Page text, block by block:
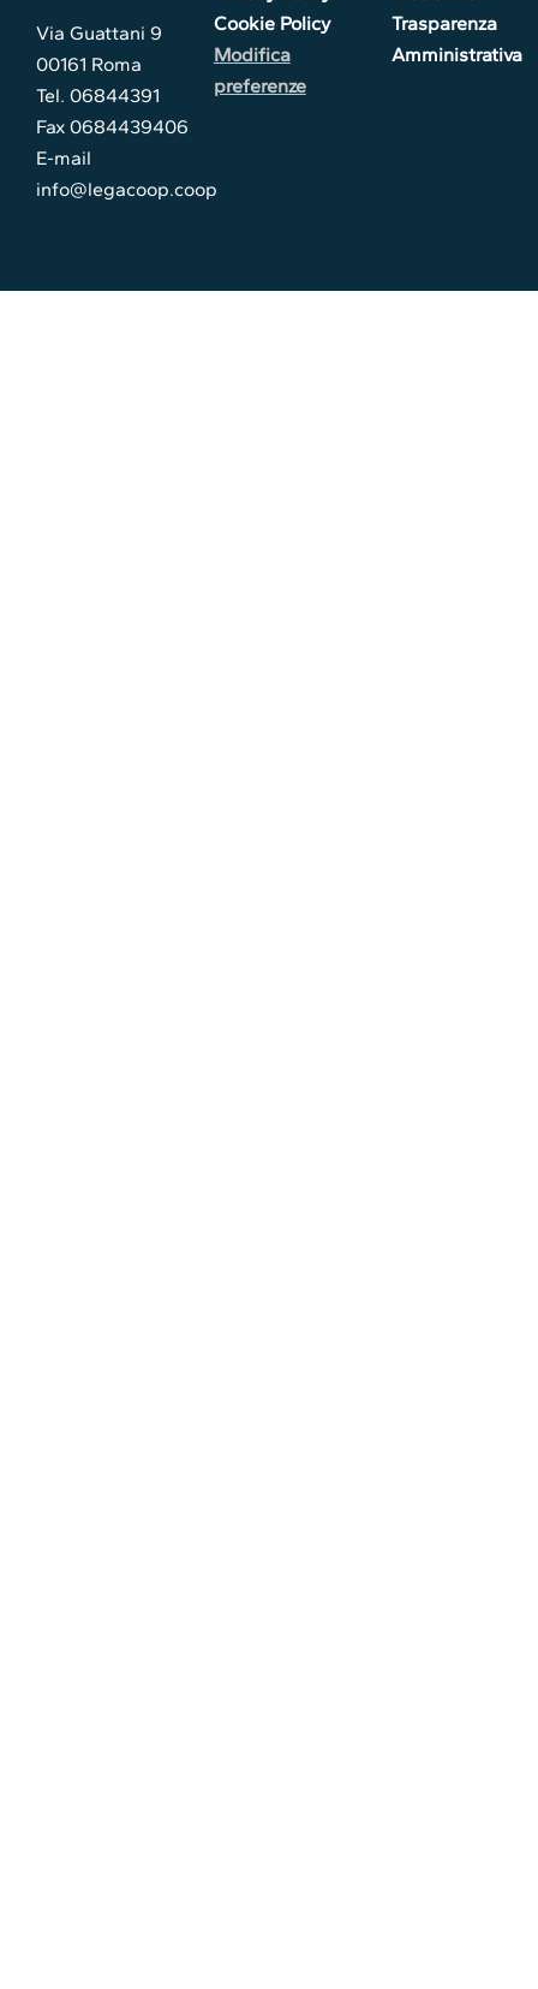
Via Guattani 9
00161 Roma
Tel. 06844391
Fax 0684439406
E-mail
info@legacoop.coop
Cookie Policy
Modifica
preferenze
Trasparenza
Amministrativa